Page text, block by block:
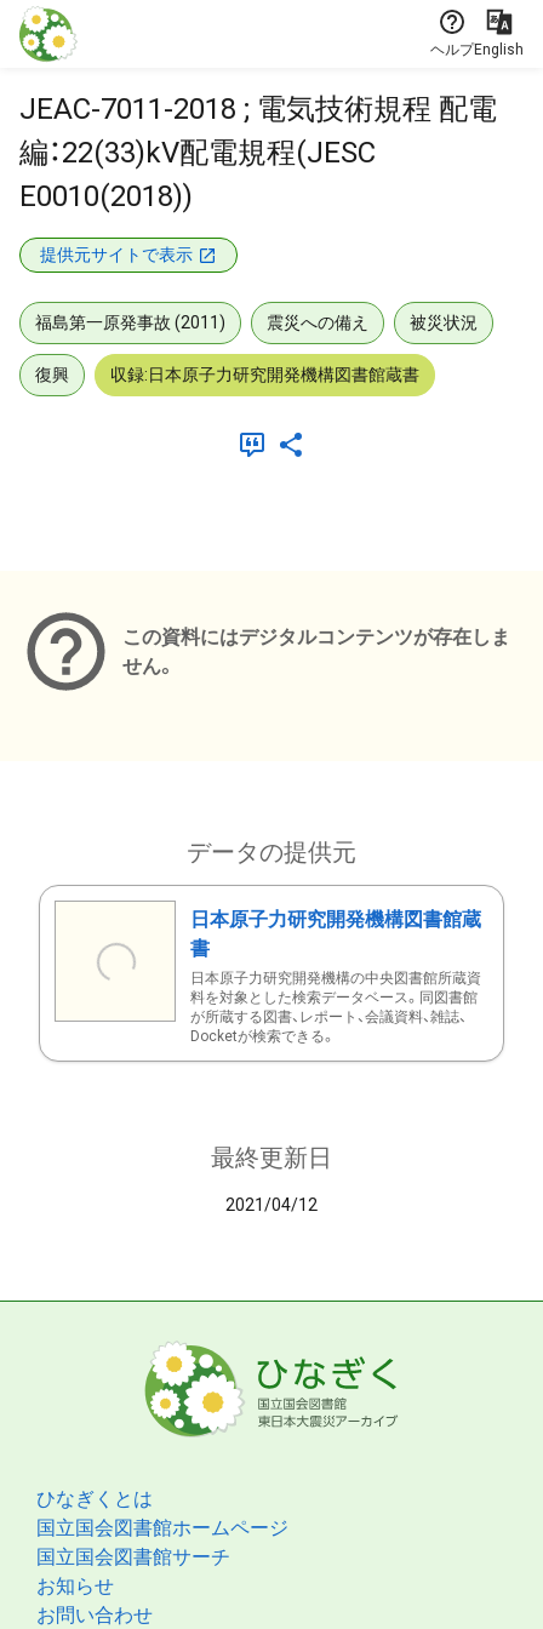
本文に飛ぶ
ヘルプEnglish
JEAC-7011-2018 ; 電気技術規程 配電
編：22(33)kV配電規程(JESC
E0010(2018))
提供元サイトで表示
福島第一原発事故 (2011) 震災への備え 被災状況
復興 収録:日本原子力研究開発機構図書館蔵書
この資料にはデジタルコンテンツが存在しま
せん。
データの提供元
日本原子力研究開発機構図書館蔵
書
日本原子力研究開発機構の中央図書館所蔵資
料を対象とした検索データベース。同図書館
が所蔵する図書、レポート、会議資料、雑誌、
Docketが検索できる。
最終更新日
2021/04/12
ひなぎくとは
国立国会図書館ホームページ
国立国会図書館サーチ
お知らせ
お問い合わせ